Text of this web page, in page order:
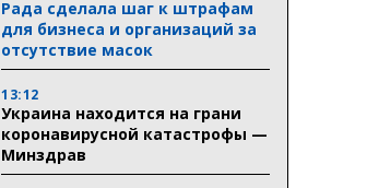
Рада сделала шаг к штрафам
для бизнеса и организаций за
отсутствие масок
13:12
Украина находится на грани
коронавирусной катастрофы —
Минздрав